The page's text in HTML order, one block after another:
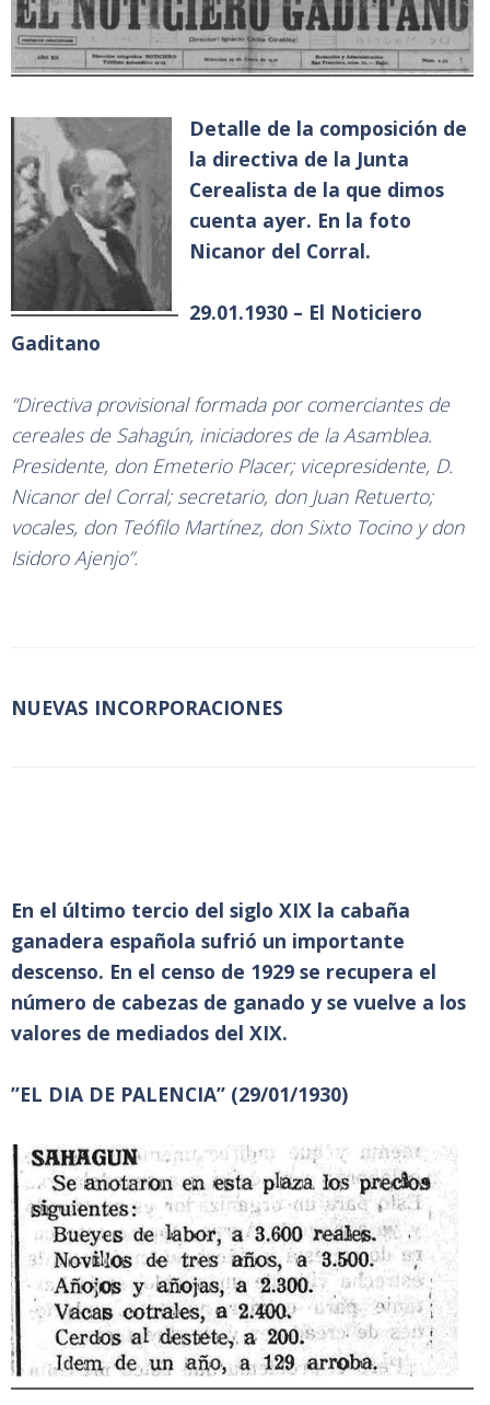
Detalle de la composición de
la directiva de la Junta
Cerealista de la que dimos
cuenta ayer. En la foto
Nicanor del Corral.
29.01.1930 – El Noticiero
Gaditano
“Directiva provisional formada por comerciantes de
cereales de Sahagún, iniciadores de la Asamblea.
Presidente, don Emeterio Placer; vicepresidente, D.
Nicanor del Corral; secretario, don Juan Retuerto;
vocales, don Teófilo Martínez, don Sixto Tocino y don
Isidoro Ajenjo”.
NUEVAS INCORPORACIONES
En el último tercio del siglo XIX la cabaña
ganadera española sufrió un importante
descenso. En el censo de 1929 se recupera el
número de cabezas de ganado y se vuelve a los
valores de mediados del XIX.
”EL DIA DE PALENCIA” (29/01/1930)